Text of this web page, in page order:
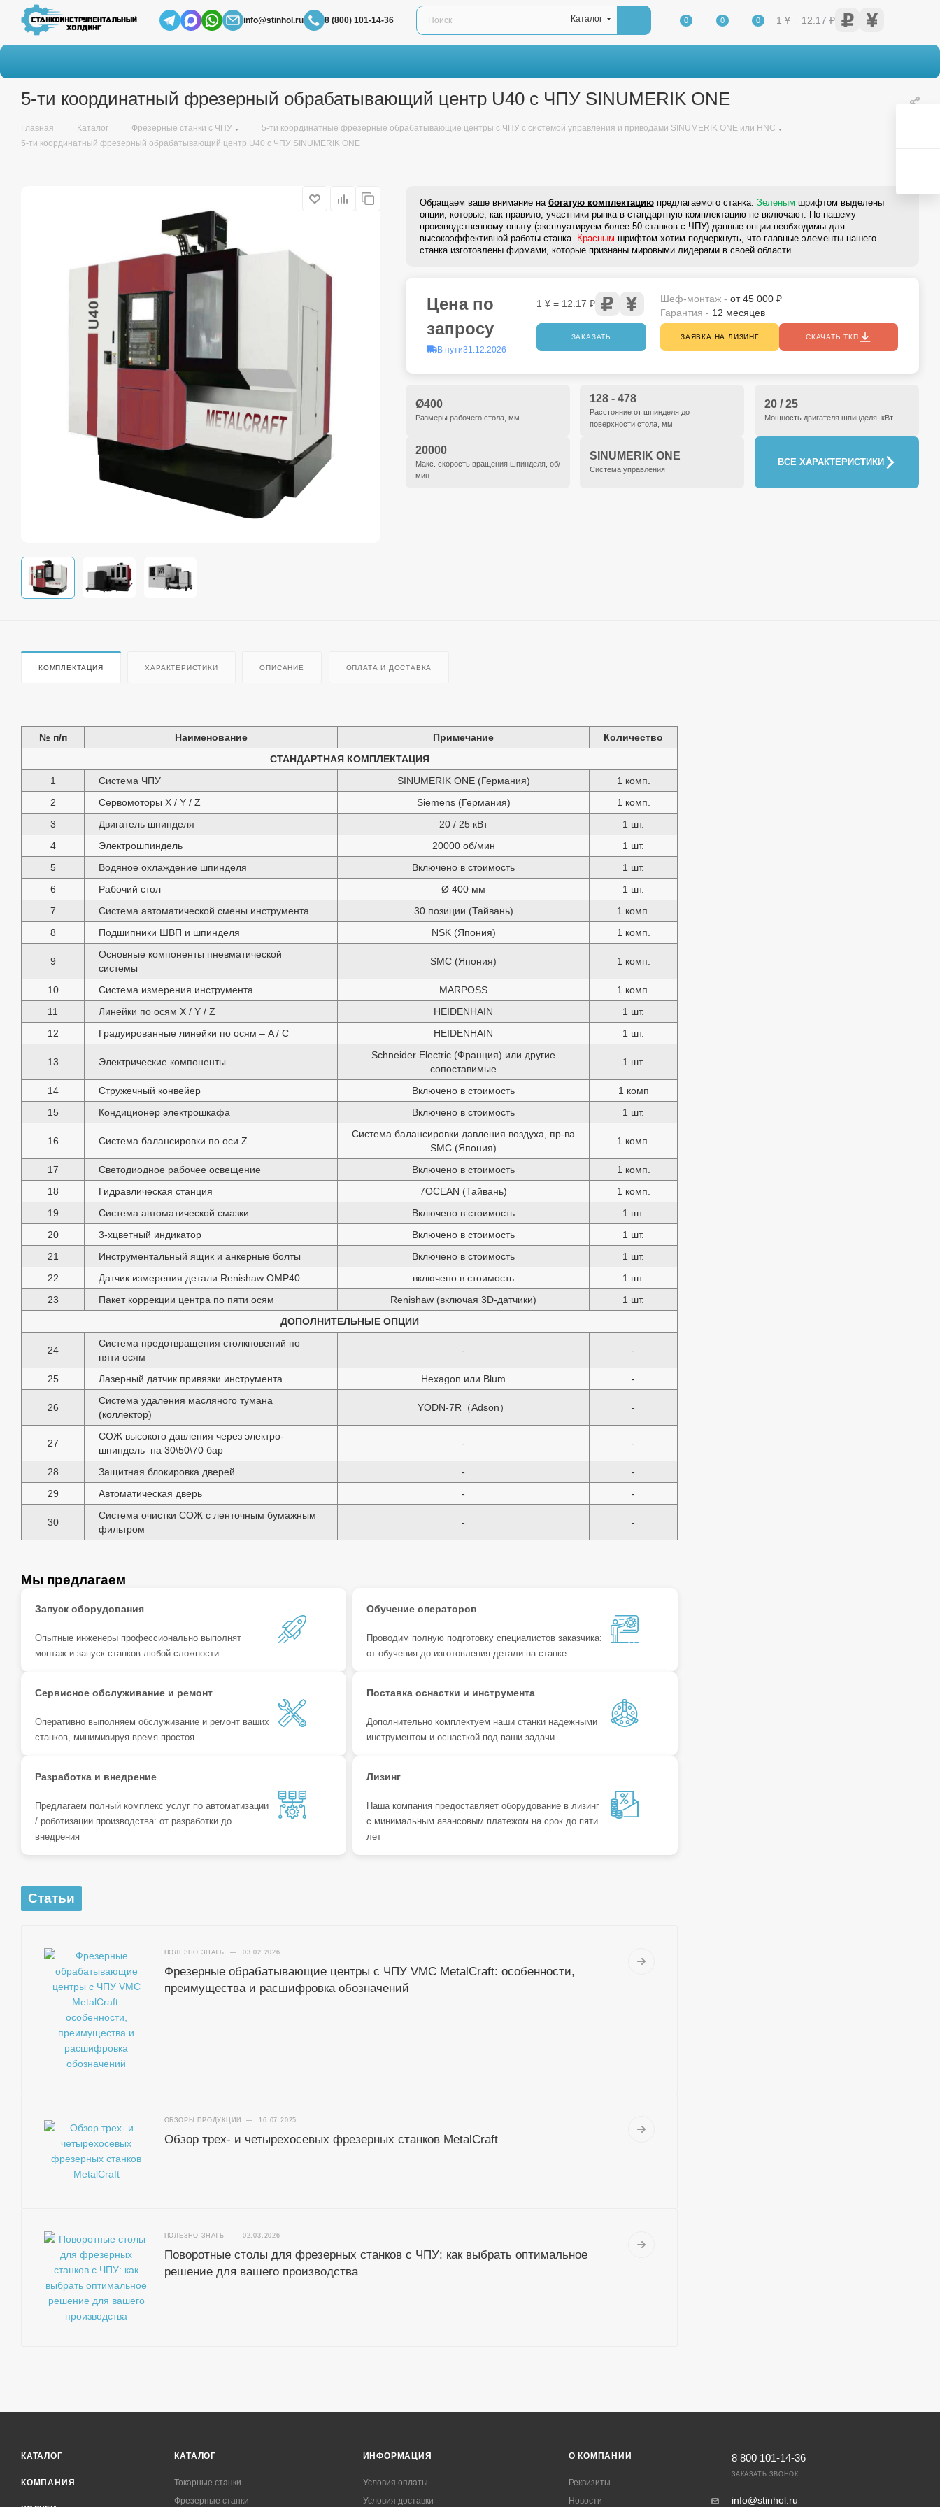
info@stinhol.ru 8 (800) 101-14-36 Каталог 0 0 0 1 ¥ = 12.17 ₽
5-ти координатный фрезерный обрабатывающий центр U40 с ЧПУ SINUMERIK ONE
Главная — Каталог — Фрезерные станки с ЧПУ — 5-ти координатные фрезерные обрабатывающие центры с ЧПУ с системой управления и приводами SINUMERIK ONE или HNC —
5-ти координатный фрезерный обрабатывающий центр U40 с ЧПУ SINUMERIK ONE
Обращаем ваше внимание на богатую комплектациюпредлагаемого станка. Зеленым шрифтом выделены
опции, которые, как правило, участники рынка в стандартную комплектацию не включают. По нашему
производственному опыту (эксплуатируем более 50 станков с ЧПУ) данные опции необходимы для
высокоэффективной работы станка.
Красным шрифтом хотим подчеркнуть, что главные элементы нашего
станка изготовлены фирмами, которые признаны мировыми лидерами в своей области.
Цена по
запросу
В пути31.12.2026
1 ¥ = 12.17 ₽
ЗАКАЗАТЬ
Шеф-монтаж - от 45 000 ₽
Гарантия - 12 месяцев
ЗАЯВКА НА ЛИЗИНГ СКАЧАТЬ ТКП
Ø400
Размеры рабочего стола, мм
128 - 478
Расстояние от шпинделя до
поверхности стола, мм
20 / 25
Мощность двигателя шпинделя, кВт
20000
Макс. скорость вращения шпинделя, об/
мин
SINUMERIK ONE
Система управления
ВСЕ ХАРАКТЕРИСТИКИ
КОМПЛЕКТАЦИЯ ХАРАКТЕРИСТИКИ ОПИСАНИЕ ОПЛАТА И ДОСТАВКА
№ п/п Наименование Примечание Количество
СТАНДАРТНАЯ КОМПЛЕКТАЦИЯ
1
Система ЧПУ SINUMERIK ONE (Германия)
1 комп.
2
Сервомоторы X / Y / Z Siemens (Германия)
1 комп.
3
Двигатель шпинделя 20 / 25 кВт
1 шт.
4
Электрошпиндель 20000 об/мин
1 шт.
5
Водяное охлаждение шпинделя Включено в стоимость
1 шт.
6
Рабочий стол Ø 400 мм
1 шт.
7
Система автоматической смены инструмента 30 позиции (Тайвань)
1 комп.
8
Подшипники ШВП и шпинделя NSK (Япония) 1 комп.
9
Основные компоненты пневматической
системы
SMC (Япония) 1 комп.
10 Система измерения инструмента MARPOSS
1 комп.
11
Линейки по осям X / Y / Z HEIDENHAIN
1 шт.
12
Градуированные линейки по осям – A / C HEIDENHAIN 1 шт.
13 Электрические компоненты
Schneider Electric (Франция) или другие
сопоставимые
1 шт.
14 Стружечный конвейер Включено в стоимость
1 комп
15
Кондиционер электрошкафа Включено в стоимость 1 шт.
16 Система балансировки по оси Z
Система балансировки давления воздуха, пр-ва
SMC (Япония)
1 комп.
17 Светодиодное рабочее освещение Включено в стоимость
1 комп.
18
Гидравлическая станция 7OCEAN (Тайвань)
1 комп.
19
Система автоматической смазки Включено в стоимость
1 шт.
20
3-хцветный индикатор Включено в стоимость
1 шт.
21
Инструментальный ящик и анкерные болты Включено в стоимость
1 шт.
22
Датчик измерения детали Renishaw OMP40 включено в стоимость
1 шт.
23
Пакет коррекции центра по пяти осям Renishaw (включая 3D-датчики)
1 шт.
ДОПОЛНИТЕЛЬНЫЕ ОПЦИИ
24
Система предотвращения столкновений по
пяти осям
- -
25 Лазерный датчик привязки инструмента Hexagon или Blum -
26
Система удаления масляного тумана
(коллектор)
YODN-7R（Adson） -
27
СОЖ высокого давления через электро-
шпиндель на 30\50\70 бар
- -
28 Защитная блокировка дверей -
-
29
Автоматическая дверь - -
30
Система очистки СОЖ с ленточным бумажным
фильтром
- -
Мы предлагаем
Запуск оборудования
Опытные инженеры профессионально выполнят
монтаж и запуск станков любой сложности
Обучение операторов
Проводим полную подготовку специалистов заказчика:
от обучения до изготовления детали на станке
Сервисное обслуживание и ремонт
Оперативно выполняем обслуживание и ремонт ваших
станков, минимизируя время простоя
Поставка оснастки и инструмента
Дополнительно комплектуем наши станки надежными
инструментом и оснасткой под ваши задачи
Разработка и внедрение
Предлагаем полный комплекс услуг по автоматизации
/ роботизации производства: от разработки до
внедрения
Лизинг
Наша компания предоставляет оборудование в лизинг
с минимальным авансовым платежом на срок до пяти
лет
Статьи
ПОЛЕЗНО ЗНАТЬ — 03.02.2026
Фрезерные обрабатывающие центры с ЧПУ VMC MetalCraft: особенности,
преимущества и расшифровка обозначений
ОБЗОРЫ ПРОДУКЦИИ — 16.07.2025
Обзор трех- и четырехосевых фрезерных станков MetalCraft
ПОЛЕЗНО ЗНАТЬ — 02.03.2026
Поворотные столы для фрезерных станков с ЧПУ: как выбрать оптимальное
решение для вашего производства
КАТАЛОГ
КОМПАНИЯ
КАТАЛОГ
Токарные станки
Фрезерные станки
ИНФОРМАЦИЯ
Условия оплаты
Условия доставки
О КОМПАНИИ
Реквизиты
Новости
8 800 101-14-36
ЗАКАЗАТЬ ЗВОНОК
info@stinhol.ru